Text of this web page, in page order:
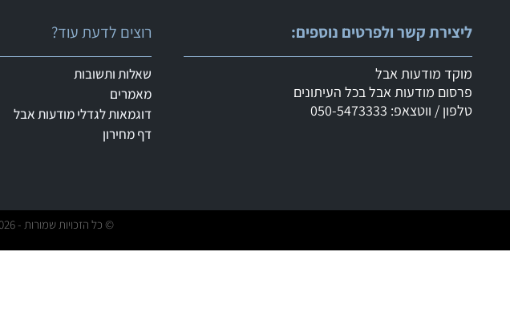
ליצירת קשר ולפרטים נוספים:
מוקד מודעות אבל
פרסום מודעות אבל בכל העיתונים
טלפון / ווטצאפ: 050-5473333
רוצים לדעת עוד?
שאלות ותשובות
מאמרים
דוגמאות לגדלי מודעות אבל
דף מחירון
© כל הזכויות שמורות - 2026